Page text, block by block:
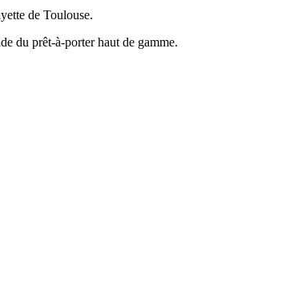
de Toulouse.
du prêt-à-porter haut de gamme.